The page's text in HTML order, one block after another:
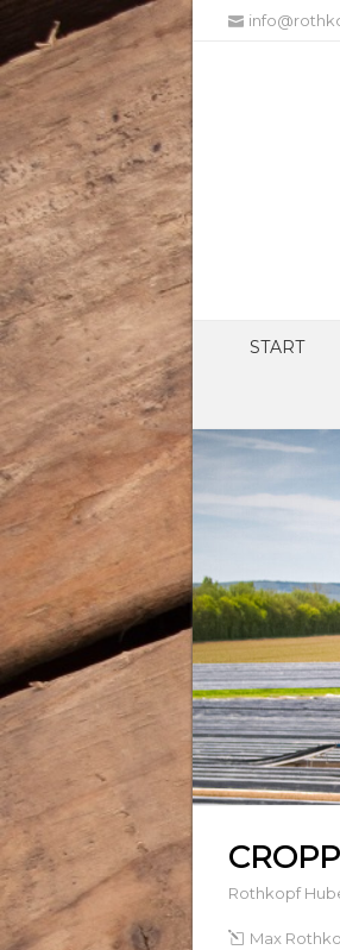
START
Rothkopf
Max